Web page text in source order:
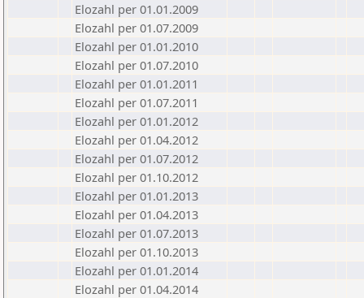
Elozahl per 01.01.2009
Elozahl per 01.07.2009
Elozahl per 01.01.2010
Elozahl per 01.07.2010
Elozahl per 01.01.2011
Elozahl per 01.07.2011
Elozahl per 01.01.2012
Elozahl per 01.04.2012
Elozahl per 01.07.2012
Elozahl per 01.10.2012
Elozahl per 01.01.2013
Elozahl per 01.04.2013
Elozahl per 01.07.2013
Elozahl per 01.10.2013
Elozahl per 01.01.2014
Elozahl per 01.04.2014